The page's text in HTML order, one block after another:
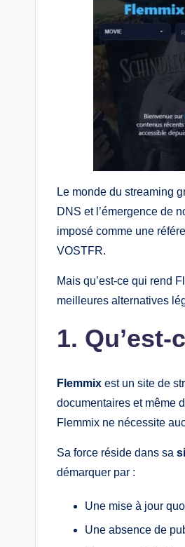
Le monde du streaming
DNS et l’émergence de
imposé comme une
VOSTFR.
Mais qu’est-ce qui rend
meilleures alternatives
1.
Flemmix est un site de
documentaires et même
Flemmix ne nécessite
Sa force réside dans sa
démarquer par :
Une mise à jour
Une absence de